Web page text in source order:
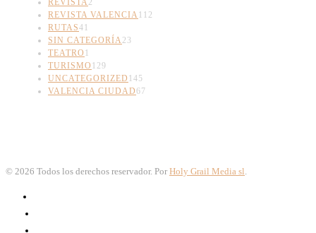
REVISTA2
REVISTA VALENCIA112
RUTAS41
SIN CATEGORÍA23
TEATRO 1
TURISMO 129
UNCATEGORIZED 145
VALENCIA CIUDAD67
© 2026 Todos los derechos reservador. Por Holy Grail Media sl